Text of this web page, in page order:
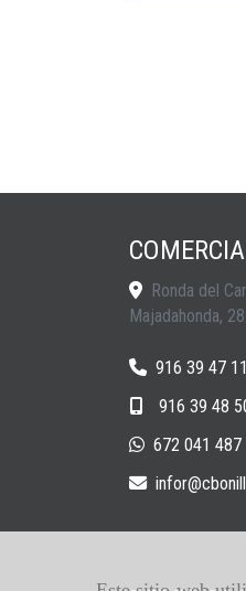
Ronda del
Majadahonda,
916 39 47 11
916 39 48
672 041 487
infor